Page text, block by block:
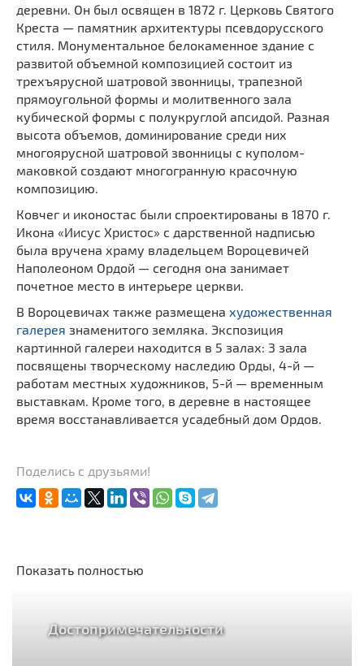
деревни. Он был освящен в 1872 г. Церковь Святого
Креста — памятник архитектуры псевдорусского
стиля. Монументальное белокаменное здание с
развитой объемной композицией состоит из
трехъярусной шатровой звонницы, трапезной
прямоугольной формы и молитвенного зала
кубической формы с полукруглой апсидой. Разная
высота объемов, доминирование среди них
многоярусной шатровой звонницы с куполом-
маковкой создают многогранную красочную
композицию.
Ковчег и иконостас были спроектированы в 1870 г.
Икона «Иисус Христос» с дарственной надписью
была вручена храму владельцем Вороцевичей
Наполеоном Ордой — сегодня она занимает
почетное место в интерьере церкви.
В Вороцевичах также размещена художественная
галерея знаменитого земляка. Экспозиция
картинной галереи находится в 5 залах: 3 зала
посвящены творческому наследию Орды, 4-й —
работам местных художников, 5-й — временным
выставкам. Кроме того, в деревне в настоящее
время восстанавливается усадебный дом Ордов.
Поделись с друзьями!
Показать полностью
Достопримечательности